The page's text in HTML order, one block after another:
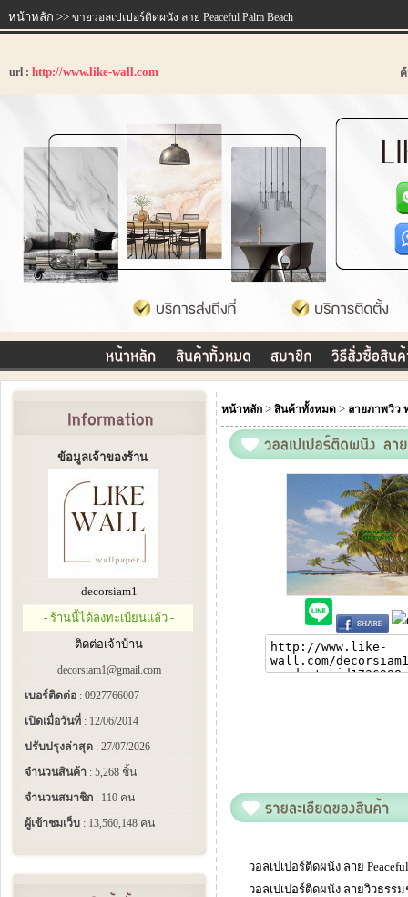
หน้าหลัก >> ขายวอลเปเปอร์ติดผนัง ลาย Peaceful Palm Beach
url : http://www.like-wall.com
ข้อมูลเจ้าของร้าน
decorsiam1
- ร้านนี้ได้ลงทะเบียนแล้ว -
ติดต่อเจ้าบ้าน
decorsiam1@gmail.com
เบอร์ติดต่อ : 0927766007
เปิดเมื่อวันที่ : 12/06/2014
ปรับปรุงล่าสุด : 27/07/2026
จำนวนสินค้า : 5,268 ชิ้น
จำนวนสมาชิก : 110 คน
ผู้เข้าชมเว็บ : 13,560,148 คน
หน้าหลัก > สินค้าทั้งหมด > ลายภาพวิว
วอลเปเปอร์ติดผนัง ลาย
วอลเปเปอร์ติดผนัง ลายวิวธร